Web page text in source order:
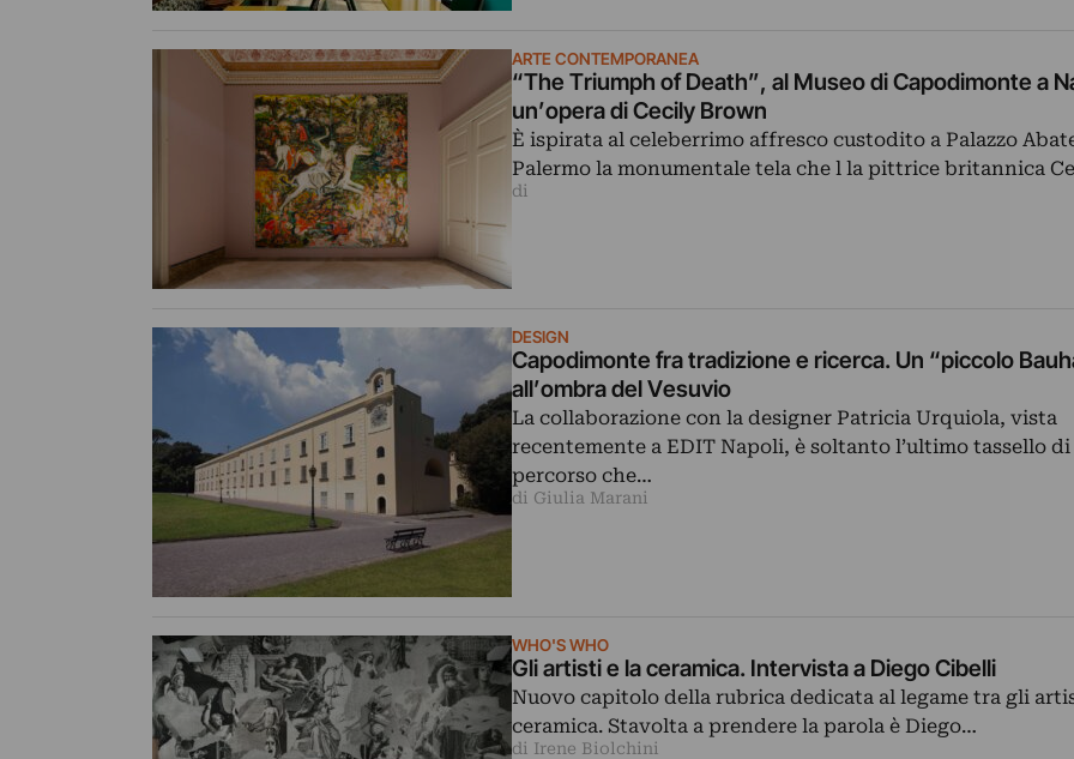
ARTE CONTEMPORANEA
“The Triumph of Death”, al Museo di Capodimonte a
un’opera di Cecily Brown
È ispirata al celeberrimo affresco custodito a Palazzo
Palermo la monumentale tela che l la pittrice britannica
di
DESIGN
Capodimonte fra tradizione e ricerca. Un “piccolo
all’ombra del Vesuvio
La collaborazione con la designer Patricia Urquiola, vista
recentemente a EDIT Napoli, è soltanto l’ultimo tassello
percorso che…
di Giulia Marani
WHO'S WHO
Gli artisti e la ceramica. Intervista a Diego Cibelli
Nuovo capitolo della rubrica dedicata al legame tra gli
ceramica. Stavolta a prendere la parola è Diego…
di Irene Biolchini